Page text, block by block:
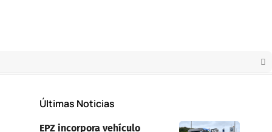
Últimas Noticias
EPZ incorpora vehículo